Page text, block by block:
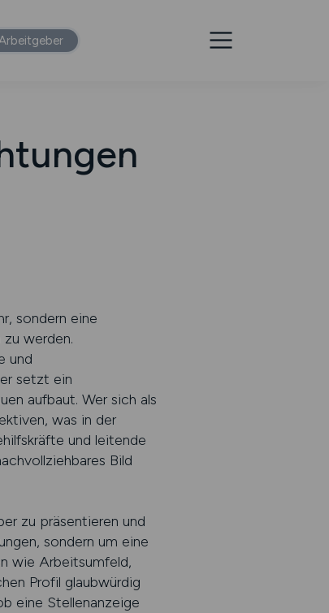
sondern eine
werden.
und
setzt ein
aufbaut. Wer sich als
was in der
und leitende
Bild
zu präsentieren und
sondern um eine
wie Arbeitsumfeld,
Profil glaubwürdig
eine Stellenanzeige